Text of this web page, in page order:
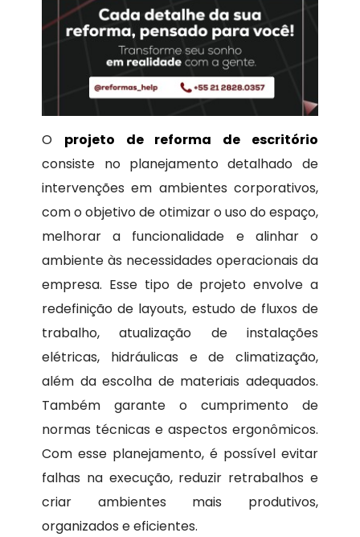
O projeto de reforma de escritório
consiste no planejamento detalhado de
intervenções em ambientes corporativos,
com o objetivo de otimizar o uso do espaço,
melhorar a funcionalidade e alinhar o
ambiente às necessidades operacionais da
empresa. Esse tipo de projeto envolve a
redefinição de layouts, estudo de fluxos de
trabalho, atualização de instalações
elétricas, hidráulicas e de climatização,
além da escolha de materiais adequados.
Também garante o cumprimento de
normas técnicas e aspectos ergonômicos.
Com esse planejamento, é possível evitar
falhas na execução, reduzir retrabalhos e
criar ambientes mais produtivos,
organizados e eficientes.